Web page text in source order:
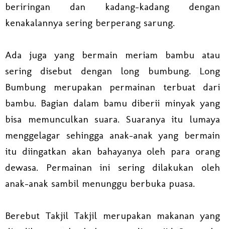
beriringan dan kadang-kadang dengan
kenakalannya sering berperang sarung.
Ada juga yang bermain meriam bambu atau
sering disebut dengan long bumbung. Long
Bumbung merupakan permainan terbuat dari
bambu. Bagian dalam bamu diberii minyak yang
bisa memunculkan suara. Suaranya itu lumaya
menggelagar sehingga anak-anak yang bermain
itu diingatkan akan bahayanya oleh para orang
dewasa. Permainan ini sering dilakukan oleh
anak-anak sambil menunggu berbuka puasa.
Berebut Takjil Takjil merupakan makanan yang